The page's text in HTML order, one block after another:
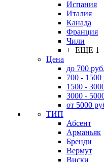
Испания
Италия
Канада
Франция
Чили
+ ЕЩЕ 1
Цена
до 700 руб.
700 - 1500
1500 -
3000 -
от 5000
ТИП
Абсент
Арманьяк
Бренди
Вермут
Виски